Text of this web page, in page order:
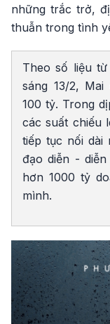
những trắc trở,
thuẫn trong tình
Theo số liệu
sáng 13/2,
100 tỷ. Trong
các suất chiếu
tiếp tục nối dài
đạo diễn -
hơn 1000 tỷ
mình.